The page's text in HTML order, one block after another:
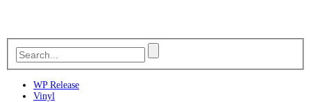
WP Release
Vinyl